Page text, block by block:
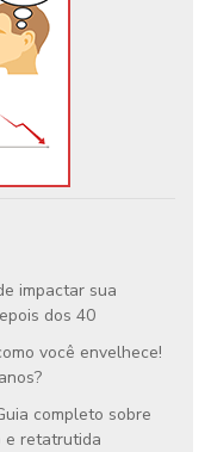
impactar sua
dos 40
você envelhece!
completo sobre
e retatrutida